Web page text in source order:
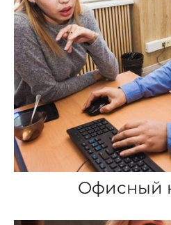
Офисный